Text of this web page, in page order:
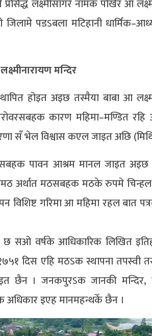
लक्ष्मीसागर नामक पोखैर आ
पडऽबला मटिहानी
मन्दिर
होइत अइछ तस्मैया बाबा आ
कारण महिमा–मण्डित
सँ भेल विश्वास कएल जाइत अछि
पावन आश्रम मानल जाइत
अर्थात मठसबहक मठके रुपमे
गरिमा आ महिमा रहल बात
सओ वर्षके आधिकारिक लिखित
दिस एहि मठऽक स्थापना तपस्वी
छैन । जनकपुरऽक जानकी मन्दिर,
इएह मानमहन्थकेँ छैन ।